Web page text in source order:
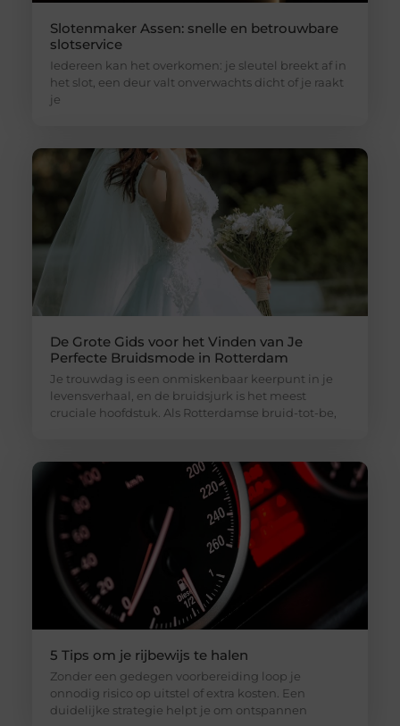
Slotenmaker Assen: snelle en betrouwbare
slotservice
Iedereen kan het overkomen: je sleutel breekt af in
het slot, een deur valt onverwachts dicht of je raakt
je
De Grote Gids voor het Vinden van Je
Perfecte Bruidsmode in Rotterdam
Je trouwdag is een onmiskenbaar keerpunt in je
levensverhaal, en de bruidsjurk is het meest
cruciale hoofdstuk. Als Rotterdamse bruid-tot-be,
5 Tips om je rijbewijs te halen
Zonder een gedegen voorbereiding loop je
onnodig risico op uitstel of extra kosten. Een
duidelijke strategie helpt je om ontspannen